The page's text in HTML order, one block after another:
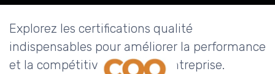
Explorez les certifications qualité
indispensables pour améliorer la performance
et la compétitivité de votre entreprise.